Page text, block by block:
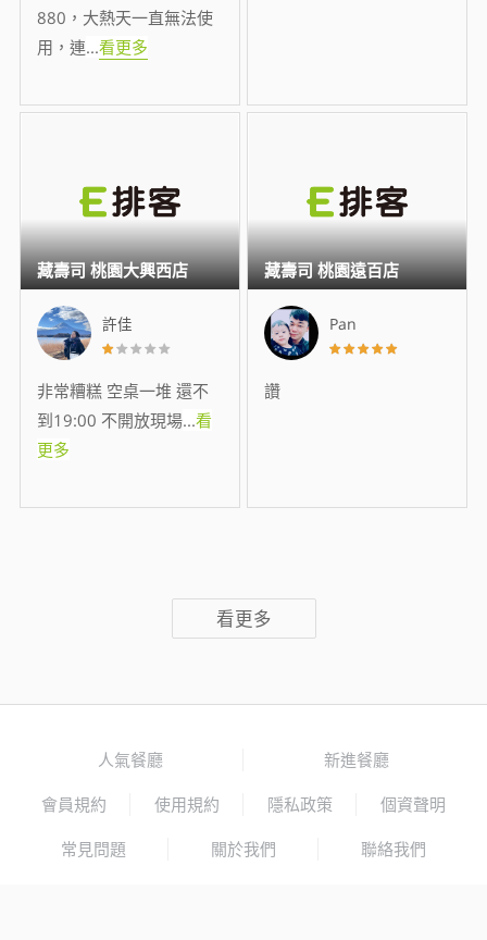
880，大熱天一直無法使
用，連...看更多
許佳
非常糟糕 空桌一堆 還不
到19:00 不開放現場...看
更多
藏壽司 桃園大興西店
Pan
讚
藏壽司 桃園遠百店
看更多
人氣餐廳 新進餐廳
會員規約 使用規約 隱私政策 個資聲明
常見問題 關於我們 聯絡我們